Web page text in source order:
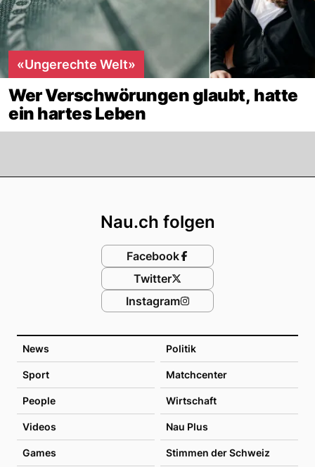
«Ungerechte Welt»
Wer Verschwörungen glaubt, hatte
ein hartes Leben
News Politik
Sport Matchcenter
People Wirtschaft
Videos Nau Plus
Games Stimmen der Schweiz
Nau.ch folgen
Facebook
Twitter
Instagram